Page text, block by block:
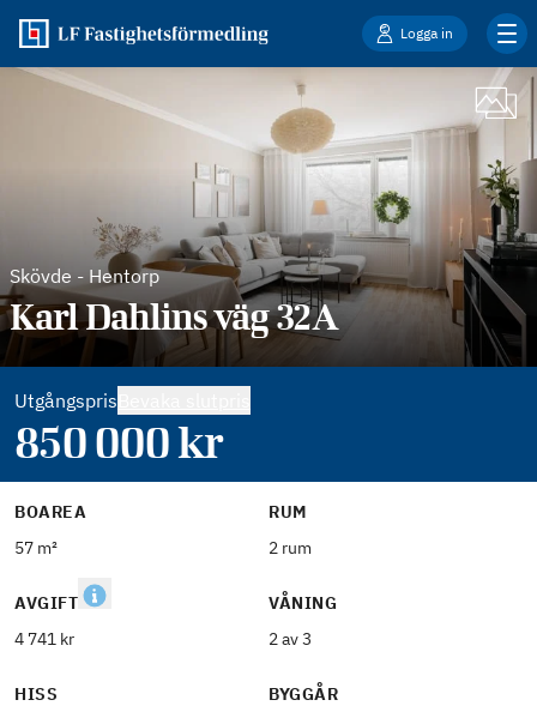
Logga in
Skövde - Hentorp
Karl Dahlins väg 32A
Utgångspris
850 000kr
BOAREA
57 m²
RUM
2 rum
AVGIFT
4 741 kr
VÅNING
2 av 3
HISS
BYGGÅR